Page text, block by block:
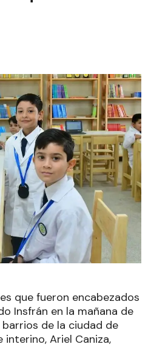
que fueron encabezados
Insfrán en la mañana de
de la ciudad de
Ariel Caniza,